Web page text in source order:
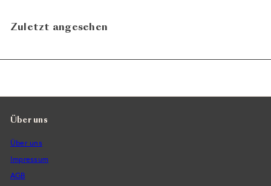
Zuletzt angesehen
Über uns
Über uns
Impressum
AGB